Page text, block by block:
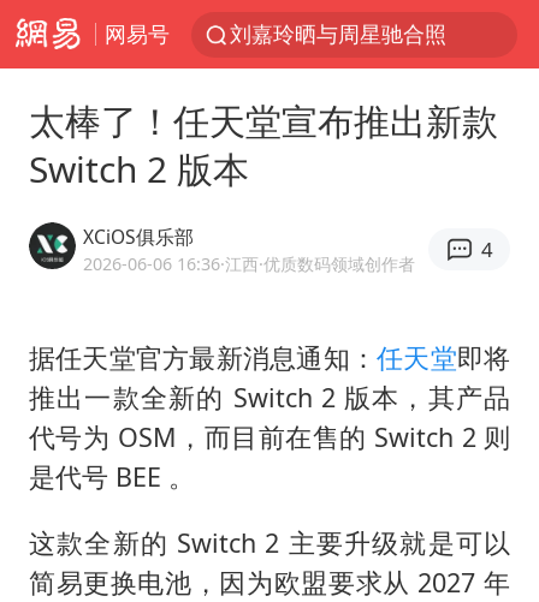
网易号
《披荆斩棘2026》阵容官宣
国足U17与阿森纳决赛取消 并列冠军
香港高温刷新历史纪录
王艺迪无缘横滨赛决赛
王艺迪2-4不敌张本美和止步4强
以军士兵把枪口对准中国记者
上门女婿出轨女邻居多年被判重婚罪
《龙餐馆》 冲奖
笔试第一被劝弃考涉事副校长被撤职
太棒了！任天堂宣布推出新款
Switch 2 版本
XCiOS俱乐部
2026-06-06 16:36·江西·优质数码领域创作者
4
据任天堂官方最新消息通知：任天堂即将
推出一款全新的 Switch 2 版本，其产品
代号为 OSM，而目前在售的 Switch 2 则
是代号 BEE 。
这款全新的 Switch 2 主要升级就是可以
简易更换电池，因为欧盟要求从 2027 年